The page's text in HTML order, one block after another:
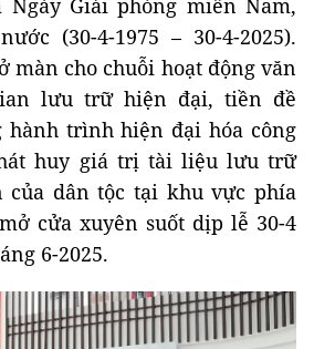
Giải phóng miền Nam,
(30-4-1975 – 30-4-2025).
màn cho chuỗi hoạt động văn
lưu trữ hiện đại, tiền đề
hành trình hiện đại hóa công
huy giá trị tài liệu lưu trữ
của dân tộc tại khu vực phía
cửa xuyên suốt dịp lễ 30-4
6-2025.